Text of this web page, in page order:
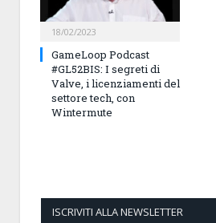
18/02/2023
GameLoop Podcast
#GL52BIS: I segreti di
Valve, i licenziamenti del
settore tech, con
Wintermute
ISCRIVITI ALLA NEWSLETTER